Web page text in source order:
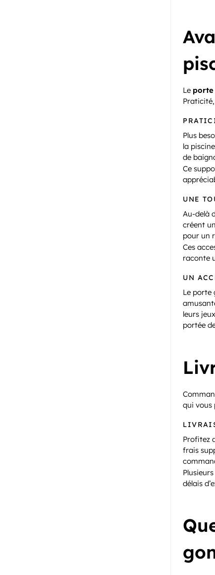
Le porte
Plus
la
de
Ce
UNE
Au-delà
créent
pour un
Ces
raconte
UN
Le porte
leurs
portée
qui vous
Profitez
frais
délais